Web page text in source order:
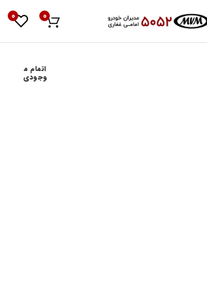
0
0
اتمام م
وجودی